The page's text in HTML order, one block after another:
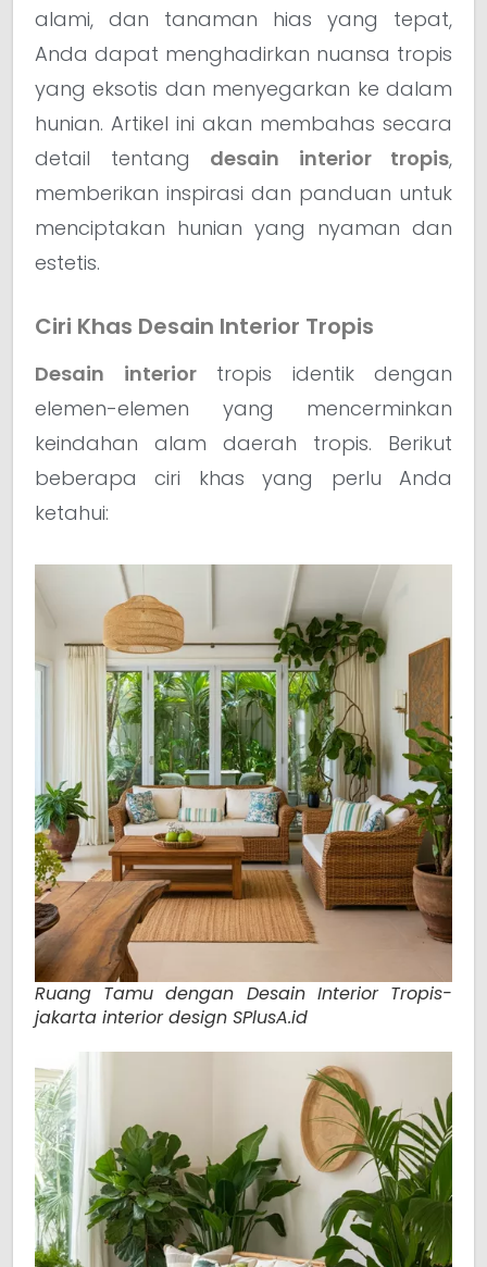
alami, dan tanaman hias yang tepat,
Anda dapat menghadirkan nuansa tropis
yang eksotis dan menyegarkan ke dalam
hunian. Artikel ini akan membahas secara
detail tentang desain interior tropis,
memberikan inspirasi dan panduan untuk
menciptakan hunian yang nyaman dan
estetis.
Ciri Khas Desain Interior Tropis
Desain interiortropis identik dengan
elemen-elemen yang mencerminkan
keindahan alam daerah tropis. Berikut
beberapa ciri khas yang perlu Anda
ketahui:
Ruang Tamu dengan Desain Interior Tropis-
jakarta interior design SPlusA.id